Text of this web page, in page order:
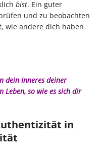
bist. Ein guter
und zu beobachten
wie andere dich haben
dein Inneres deiner
so wie es sich dir
in